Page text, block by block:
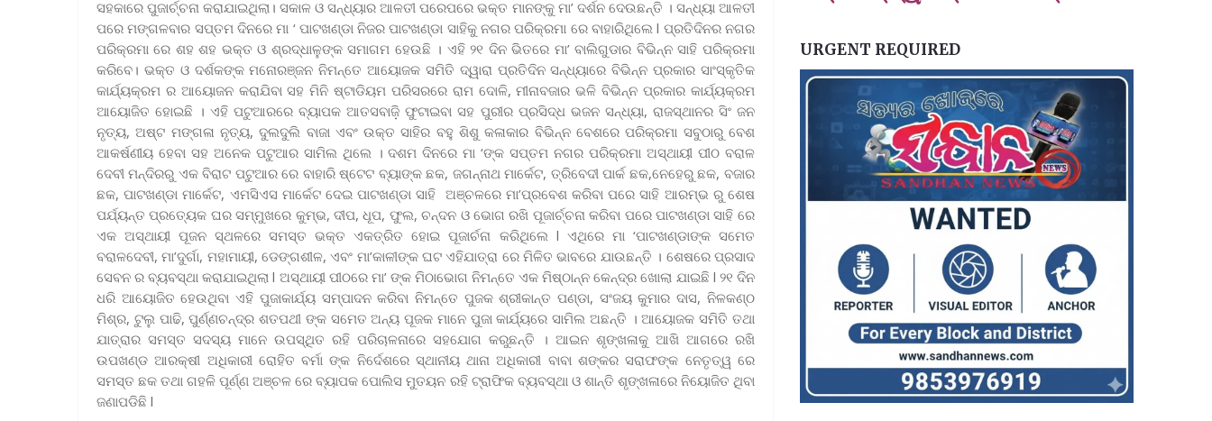
ସହକାରେ ପୁଜାର୍ଚ୍ଚନା କରାଯାଇଥିଲା। ସକାଳ ଓ ସନ୍ଧ୍ୟାର ଆଳତୀ ପରେପରେ ଭକ୍ତ ମାନଙ୍କୁ ମା’ ଦର୍ଶନ ଦେଉଛନ୍ତି । ସନ୍ଧ୍ୟା ଆଳତୀ
ପରେ ମଙ୍ଗଳବାର ସପ୍ତମ ଦିନରେ ମା ‘ ପାଟଖଣ୍ଡା ନିଜର ପାଟଖଣ୍ଡା ସାହିକୁ ନଗର ପରିକ୍ରମା ରେ ବାହାରିଥିଲେ l ପ୍ରତିଦିନର ନଗର
ପରିକ୍ରମା ରେ ଶହ ଶହ ଭକ୍ତ ଓ ଶ୍ରଦ୍ଧାଳୁଙ୍କ ସମାଗମ ହେଉଛି । ଏହି ୨୧ ଦିନ ଭିତରେ ମା’ ବାଲିଗୁଡାର ବିଭିନ୍ନ ସାହି ପରିକ୍ରମା
କରିବେ। ଭକ୍ତ ଓ ଦର୍ଶକଙ୍କ ମନୋରଞ୍ଜନ ନିମନ୍ତେ ଆୟୋଜକ ସମିତି ଦ୍ୱାରା ପ୍ରତିଦିନ ସନ୍ଧ୍ୟାରେ ବିଭିନ୍ନ ପ୍ରକାର ସାଂସ୍କୃତିକ
କାର୍ଯ୍ୟକ୍ରମ ର ଆୟୋଜନ କରାଯିବା ସହ ମିନି ଷ୍ଟାଡିୟମ ପରିସରରେ ରାମ ଦୋଳି, ମୀନାବଜାର ଭଳି ବିଭିନ୍ନ ପ୍ରକାର କାର୍ଯ୍ୟକ୍ରମ
ଆୟୋଜିତ ହୋଇଛି । ଏହି ପଟୁଆରରେ ବ୍ୟାପକ ଆତସବାଜ଼ି ଫୁଟାଇବା ସହ ପୁରୀର ପ୍ରସିଦ୍ଧ ଭଜନ ସନ୍ଧ୍ୟା, ରାଜସ୍ଥାନର ସିଂ ଜନ
ନୃତ୍ୟ, ଅଷ୍ଟ ମଙ୍ଗଳା ନୃତ୍ୟ, ଦୁଲଦୁଲି ବାଜା ଏବଂ ଉକ୍ତ ସାହିର ବହୁ ଶିଶୁ କଳାକାର ବିଭିନ୍ନ ବେଶରେ ପରିକ୍ରମା ସବୁଠାରୁ ବେଶ
ଆକର୍ଷଣୀୟ ହେବା ସହ ଅନେକ ପଟୁଆର ସାମିଲ ଥିଲେ । ଦଶମ ଦିନରେ ମା ‘ଙ୍କ ସପ୍ତମ ନଗର ପରିକ୍ରମା ଅସ୍ଥାୟୀ ପୀଠ ବରାଳ
ଦେବୀ ମନ୍ଦିରରୁ ଏକ ବିରାଟ ପଟୁଆର ରେ ବାହାରି ଷ୍ଟେଟ ବ୍ୟାଙ୍କ ଛକ, ଜଗନ୍ନାଥ ମାର୍କେଟ, ତ୍ରିବେଦୀ ପାର୍କ ଛକ,ନେହେରୁ ଛକ, ବଜାର
ଛକ, ପାଟଖଣ୍ଡା ମାର୍କେଟ, ଏମସିଏସ ମାର୍କେଟ ଦେଇ ପାଟଖଣ୍ଡା ସାହି ଅଞ୍ଚଳରେ ମା’ପ୍ରବେଶ କରିବା ପରେ ସାହି ଆରମ୍ଭ ରୁ ଶେଷ
ପର୍ଯ୍ୟନ୍ତ ପ୍ରତ୍ୟେକ ଘର ସମ୍ମୁଖରେ କୁମ୍ଭ, ଦୀପ, ଧୂପ, ଫୁଲ, ଚନ୍ଦନ ଓ ଭୋଗ ରଖି ପୂଜାର୍ଚ୍ଚନା କରିବା ପରେ ପାଟଖଣ୍ଡା ସାହି ରେ
ଏକ ଅସ୍ଥାୟୀ ପୂଜନ ସ୍ଥଳରେ ସମସ୍ତ ଭକ୍ତ ଏକତ୍ରିତ ହୋଇ ପୂଜାର୍ଚନା କରିଥିଲେ l ଏଥିରେ ମା ‘ପାଟଖଣ୍ଡାଙ୍କ ସମେତ
ବରାଳଦେବୀ, ମା’ଦୁର୍ଗା, ମହାମାୟୀ, ଡେଙ୍ଗଶୀଳ, ଏବଂ ମା’କାଳୀଙ୍କ ଘଟ ଏହିଯାତ୍ରା ରେ ମିଳିତ ଭାବରେ ଯାଉଛନ୍ତି । ଶେଷରେ ପ୍ରସାଦ
ସେବନ ର ବ୍ୟବସ୍ଥା କରାଯାଇଥିଲା l ଅସ୍ଥାୟୀ ପୀଠରେ ମା’ ଙ୍କ ମିଠାଭୋଗ ନିମନ୍ତେ ଏକ ମିଷ୍ଠାନ୍ନ କେନ୍ଦ୍ର ଖୋଲା ଯାଇଛି l ୨୧ ଦିନ
ଧରି ଆୟୋଜିତ ହେଉଥିବା ଏହି ପୁଜାକାର୍ଯ୍ୟ ସମ୍ପାଦନ କରିବା ନିମନ୍ତେ ପୁଜକ ଶ୍ରୀକାନ୍ତ ପଣ୍ଡା, ସଂଜୟ କୁମାର ଦାସ, ନିଳକଣ୍ଠ
ମିଶ୍ର, ଟୁଲୁ ପାଢି, ପୁର୍ଣ୍ଣଚନ୍ଦ୍ର ଶତପଥୀ ଙ୍କ ସମେତ ଅନ୍ୟ ପୂଜକ ମାନେ ପୁଜା କାର୍ଯ୍ୟରେ ସାମିଲ ଅଛନ୍ତି । ଆୟୋଜକ ସମିତି ତଥା
ଯାତ୍ରାର ସମସ୍ତ ସଦସ୍ୟ ମାନେ ଉପସ୍ଥିତ ରହି ପରିଚାଳନାରେ ସହଯୋଗ କରୁଛନ୍ତି । ଆଇନ ଶୃଙ୍ଖଳାକୁ ଆଖି ଆଗରେ ରଖି
ଉପଖଣ୍ଡ ଆରକ୍ଷୀ ଅଧିକାରୀ ରୋହିତ ବର୍ମା ଙ୍କ ନିର୍ଦେଶରେ ସ୍ଥାନୀୟ ଥାନା ଅଧିକାରୀ ବାବା ଶଙ୍କର ସରାଫଙ୍କ ନେତୃତ୍ୱ ରେ
ସମସ୍ତ ଛକ ତଥା ଗହଳି ପୂର୍ଣ୍ଣ ଅଞ୍ଚଳ ରେ ବ୍ୟାପକ ପୋଲିସ ମୁତୟନ ରହି ଟ୍ରାଫିକ ବ୍ୟବସ୍ଥା ଓ ଶାନ୍ତି ଶୃଙ୍ଖଳାରେ ନିୟୋଜିତ ଥିବା
ଜଣାପଡିଛି l
URGENT REQUIRED